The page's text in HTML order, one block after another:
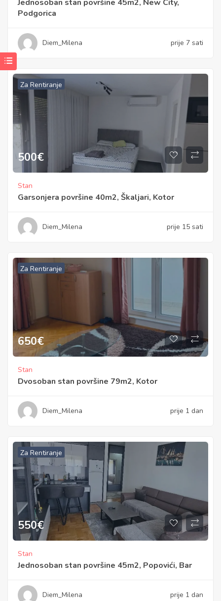
Jednosoban stan površine 45m2, New City,
Podgorica
Diem_Milena prije 7 sati
Za Rentiranje
500€
Stan
Garsonjera površine 40m2, Škaljari, Kotor
Diem_Milena prije 15 sati
Za Rentiranje
650€
Stan
Dvosoban stan površine 79m2, Kotor
Diem_Milena prije 1 dan
Za Rentiranje
550€
Stan
Jednosoban stan površine 45m2, Popovići, Bar
Diem_Milena prije 1 dan